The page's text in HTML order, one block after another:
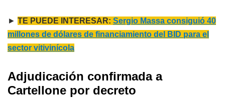
► TE PUEDE INTERESAR: Sergio Massa consiguió 40
millones de dólares de financiamiento del BID para el
sector vitivinícola
Adjudicación confirmada a
Cartellone por decreto